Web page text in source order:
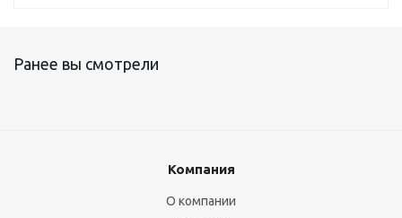
Ранее вы смотрели
Компания
О компании